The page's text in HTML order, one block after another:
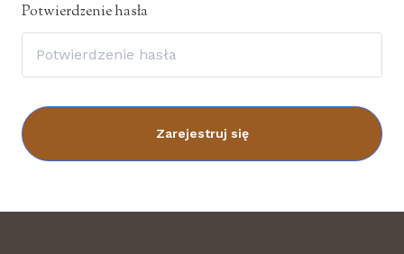
Potwierdzenie hasła
Zarejestruj się